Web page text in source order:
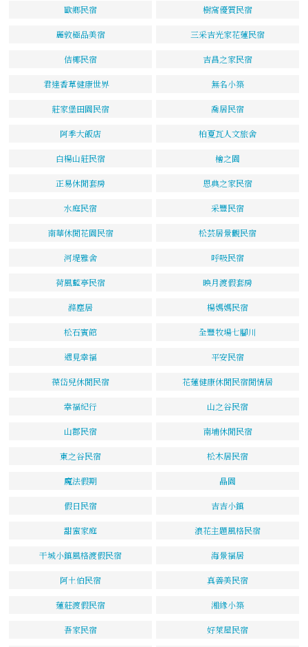
歐鄉民宿 樹窩優質民宿
麗敦極品美宿 三采吉光家花蓮民宿
佶椰民宿 吉昌之家民宿
君達香草健康世界 無名小築
莊家堡田園民宿 喬居民宿
阿季大飯店 柏夏瓦人文旅舍
白楊山莊民宿 檜之園
正易休閒套房 恩典之家民宿
水庭民宿 采豐民宿
南華休閒花園民宿 松芸居景觀民宿
河堤雅舍 呼吸民宿
荷風藍亭民宿 映月渡假套房
滌塵居 楊媽媽民宿
松石賓館 全豐牧場七腳川
遇見幸福 平安民宿
葆岱兒休閒民宿 花蓮健康休閒民宿閒情居
幸福紀行 山之谷民宿
山郡民宿 南埔休閒民宿
東之谷民宿 松木居民宿
魔法假期 晶園
假日民宿 吉吉小鎮
甜蜜家庭 浪花主題風格民宿
干城小鎮風格渡假民宿 海景福居
阿土伯民宿 真善美民宿
蓮莊渡假民宿 湘緣小築
吾家民宿 好萊屋民宿